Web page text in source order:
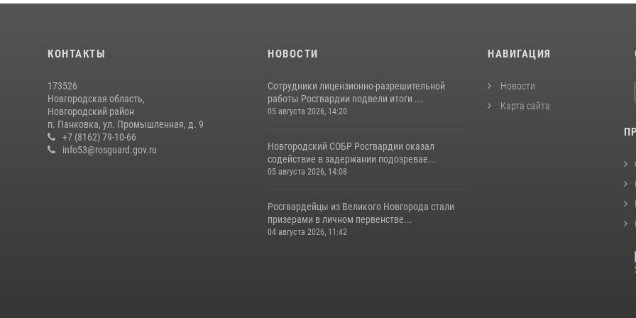
КОНТАКТЫ
173526
Новгородская область,
Новгородский район
п. Панковка, ул. Промышленная, д. 9
+7 (8162) 79-10-66
info53@rosguard.gov.ru
НОВОСТИ
Сотрудники лицензионно-разрешительной
работы Росгвардии подвели итоги ...
05 августа 2026, 14:20
Новгородский СОБР Росгвардии оказал
содействие в задержании подозревае...
05 августа 2026, 14:08
Росгвардейцы из Великого Новгорода стали
призерами в личном первенстве...
04 августа 2026, 11:42
НАВИГАЦИЯ
Новости
Карта сайта